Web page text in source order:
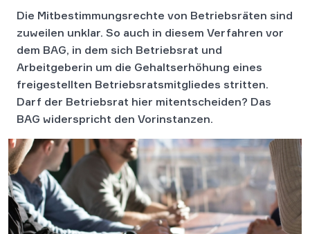
Die Mitbestimmungsrechte von Betriebsräten sind
zuweilen unklar. So auch in diesem Verfahren vor
dem BAG, in dem sich Betriebsrat und
Arbeitgeberin um die Gehaltserhöhung eines
freigestellten Betriebsratsmitgliedes stritten.
Darf der Betriebsrat hier mitentscheiden? Das
BAG widerspricht den Vorinstanzen.